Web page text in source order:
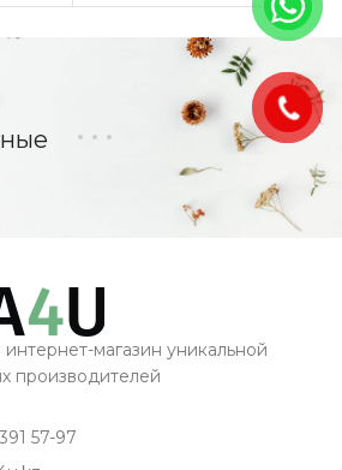
магазин уникальной
производителей
57-97